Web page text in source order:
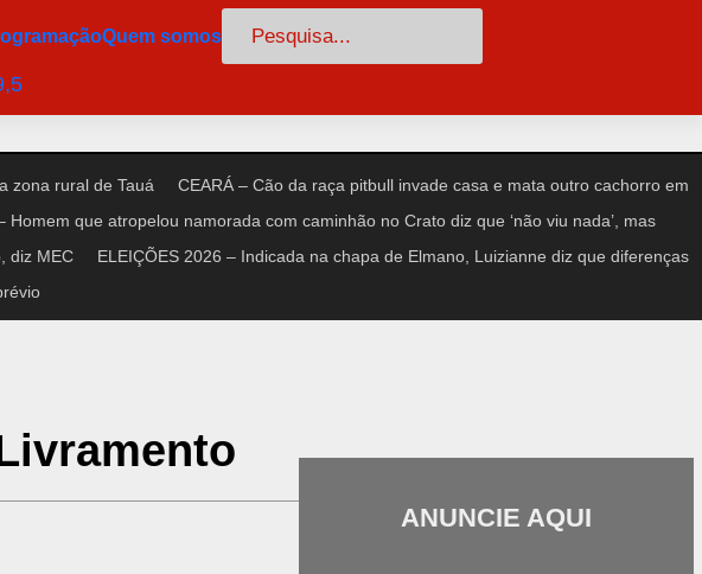
Quem somos Pesquisar
zona rural de Tauá
CEARÁ – Cão da raça pitbull invade casa e mata outro cachorro em
Homem que atropelou namorada com caminhão no Crato diz que ‘não viu nada’, mas
diz MEC
ELEIÇÕES 2026 – Indicada na chapa de Elmano, Luizianne diz que diferenças
ANUNCIE AQUI